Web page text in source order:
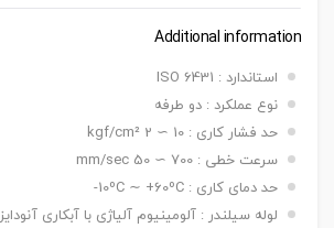
Additional information
استاندارد : ISO 6431
نوع عملکرد : دو طرفه
حد فشار کاری : 10 ∼ 2 kgf/cm²
سرعت خطی : 700 ∼ 50 mm/sec
حد دمای کاری : 10ºC ∼ +60ºC-
لوله سیلندر : آلومینیوم آلیاژی با آبکاری آنودایز